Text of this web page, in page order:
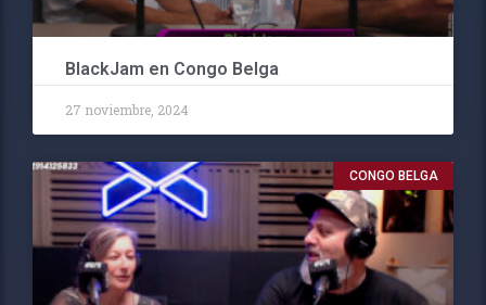
BlackJam en Congo Belga
27 noviembre, 2024
CONGO BELGA